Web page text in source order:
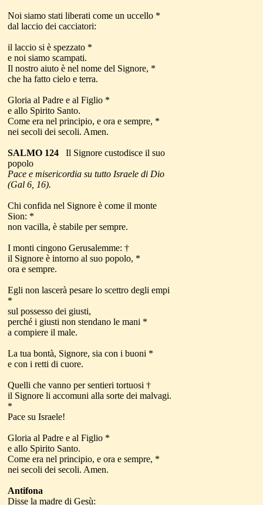
Noi siamo stati liberati come un uccello *
dal laccio dei cacciatori:
il laccio si è spezzato *
e noi siamo scampati.
Il nostro aiuto è nel nome del Signore, *
che ha fatto cielo e terra.
Gloria al Padre e al Figlio *
e allo Spirito Santo.
Come era nel principio, e ora e sempre, *
nei secoli dei secoli. Amen.
SALMO 124 Il Signore custodisce il suo
popolo
Pace e misericordia su tutto Israele di Dio
(Gal 6, 16).
Chi confida nel Signore è come il monte
Sion: *
non vacilla, è stabile per sempre.
I monti cingono Gerusalemme: †
il Signore è intorno al suo popolo, *
ora e sempre.
Egli non lascerà pesare lo scettro degli empi
*
sul possesso dei giusti,
perché i giusti non stendano le mani *
a compiere il male.
La tua bontà, Signore, sia con i buoni *
e con i retti di cuore.
Quelli che vanno per sentieri tortuosi †
il Signore li accomuni alla sorte dei malvagi.
*
Pace su Israele!
Gloria al Padre e al Figlio *
e allo Spirito Santo.
Come era nel principio, e ora e sempre, *
nei secoli dei secoli. Amen.
Antifona
Disse la madre di Gesù: